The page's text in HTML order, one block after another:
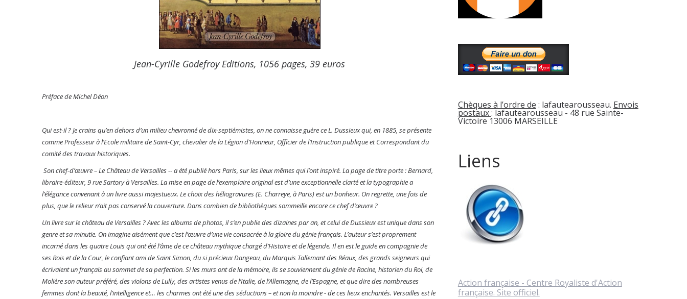
Jean-Cyrille Godefroy Editions, 1056 pages, 39 euros
Préface de Michel Déon
Qui est-il ? Je crains qu’en dehors d’un milieu chevronné de dix-septiémistes, on ne connaisse guère ce L. Dussieux qui, en 1885, se présente
comme Professeur à l’Ecole militaire de Saint-Cyr, chevalier de la Légion d’Honneur, Officier de l’Instruction publique et Correspondant du
comité des travaux historiques.
Son chef-d’œuvre – Le Château de Versailles -- a été publié hors Paris, sur les lieux mêmes qui l’ont inspiré. La page de titre porte : Bernard,
libraire-éditeur, 9 rue Sartory à Versailles. La mise en page de l’exemplaire original est d’une exceptionnelle clarté et la typographie a
l’élégance convenant à un livre aussi majestueux. Le choix des héliogravures (E. Charreye, à Paris) est un bonheur. On regrette, une fois de
plus, que le relieur n’ait pas conservé la couverture. Dans combien de bibliothèques sommeille encore ce chef d’œuvre ?
Un livre sur le château de Versailles ? Avec les albums de photos, il s‘en publie des dizaines par an, et celui de Dussieux est unique dans son
genre et sa minutie. On imagine aisément que c’est l’œuvre d’une vie consacrée à la gloire du génie français. L’auteur s’est proprement
incarné dans les quatre Louis qui ont été l’âme de ce château mythique chargé d’Histoire et de légende. Il en est le guide en compagnie de
ses Rois et de la Cour, le confiant ami de Saint Simon, du si précieux Dangeau, du Marquis Tallemant des Réaux, des grands seigneurs qui
écrivaient un français au sommet de sa perfection. Si les murs ont de la mémoire, ils se souviennent du génie de Racine, historien du Roi, de
Molière son auteur préféré, des violons de Lully, des artistes venus de l’Italie, de l’Allemagne, de l’Espagne, et que dire des nombreuses
femmes dont la beauté, l’intelligence et… les charmes ont été une des séductions – et non la moindre - de ces lieux enchantés. Versailles est le
Chèques à l’ordre de : lafautearousseau. Envois
postaux: lafautearousseau - 48 rue Sainte-
Victoire 13006 MARSEILLE
Liens
Action française - Centre Royaliste d'Action
française. Site officiel.